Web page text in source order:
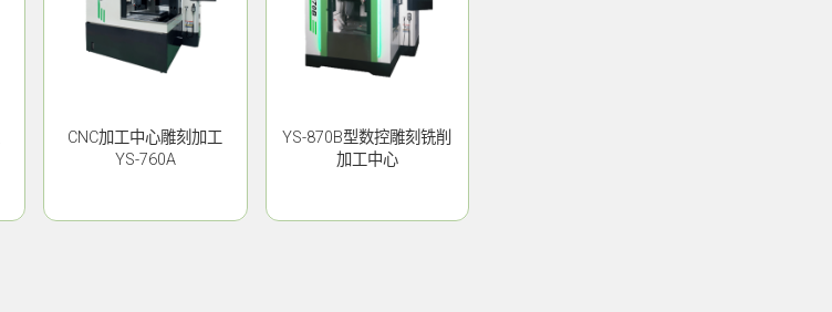
CNC加工中心雕刻加工
YS-760A
YS-870B型数控雕刻铣削
加工中心